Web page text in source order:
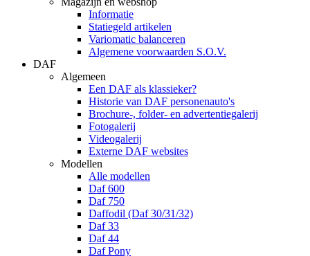
Informatie
Statiegeld artikelen
Variomatic balanceren
Algemene voorwaarden S.O.V.
DAF
Algemeen
Een DAF als klassieker?
Historie van DAF personenauto's
Brochure-, folder- en advertentiegalerij
Fotogalerij
Videogalerij
Externe DAF websites
Modellen
Alle modellen
Daf 600
Daf 750
Daffodil (Daf 30/31/32)
Daf 33
Daf 44
Daf Pony